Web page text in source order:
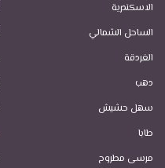
الاسكندرية
الساحل الشمالي
الغردقة
دهب
سهل حشيش
طابا
مرسى مطروح